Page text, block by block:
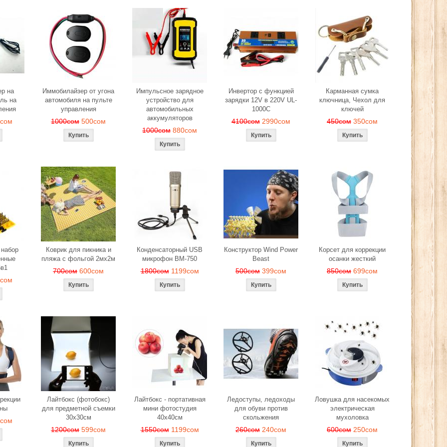
на
на
Иммобилайзер от угона
автомобиля на пульте
управления
1000сом 500сом
Импульсное зарядное
устройство для
автомобильных
аккумуляторов
1000сом 880сом
Инвертор с функцией
зарядки 12V в 220V UL-
1000C
4100сом 2990сом
Карманная сумка
ключница, Чехол для
ключей
450сом 350сом
Коврик для пикника и
пляжа с фольгой 2мх2м
700сом 600сом
Конденсаторный USB
микрофон BM-750
1800сом 1199сом
Конструктор Wind Power
Beast
500сом 399сом
Корсет для коррекции
осанки жесткий
850сом 699сом
Лайтбокс (фотобокс)
для предметной съемки
30x30см
1200сом 599сом
Лайтбокс - портативная
мини фотостудия
40x40см
1550сом 1199сом
Ледоступы, ледоходы
для обуви против
скольжения
260сом 240сом
Ловушка для насекомых
электрическая
мухоловка
600сом 250сом